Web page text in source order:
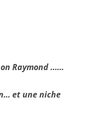
Raymond ……
et une niche